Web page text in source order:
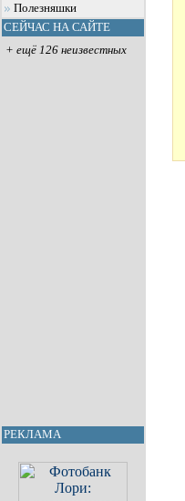
Полезняшки
СЕЙЧАС НА САЙТЕ
+ ещё 126 неизвестных
РЕКЛАМА